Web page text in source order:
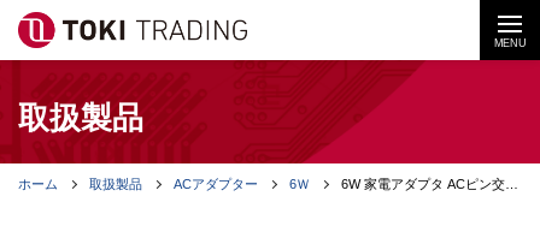
MENU
取扱製品
ホーム 取扱製品 ACアダプター 6Ｗ 6W 家電アダプタ ACピン交換式